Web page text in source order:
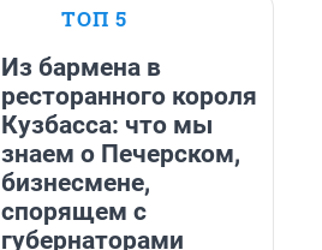
ТОП 5
Из бармена в
ресторанного короля
Кузбасса: что мы
знаем о Печерском,
бизнесмене,
спорящем с
губернаторами